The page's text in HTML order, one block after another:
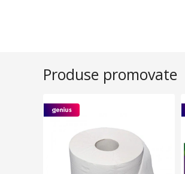
Produse promovate